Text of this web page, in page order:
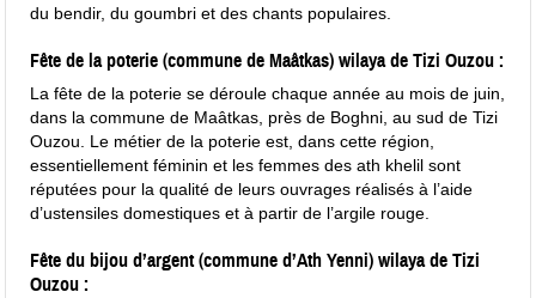
du bendir, du goumbri et des chants populaires.
Fête de la poterie (commune de Maâtkas) wilaya de Tizi Ouzou :
La fête de la poterie se déroule chaque année au mois de juin,
dans la commune de Maâtkas, près de Boghni, au sud de Tizi
Ouzou. Le métier de la poterie est, dans cette région,
essentiellement féminin et les femmes des ath khelil sont
réputées pour la qualité de leurs ouvrages réalisés à l’aide
d’ustensiles domestiques et à partir de l’argile rouge.
Fête du bijou d’argent (commune d’Ath Yenni) wilaya de Tizi
Ouzou :